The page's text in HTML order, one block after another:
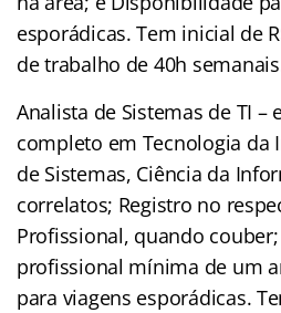
esporádicas. Tem inicial de
de trabalho de 40h
Analista de Sistemas de TI –
completo em Tecnologia da
de Sistemas, Ciência da
correlatos; Registro no
Profissional, quando
profissional mínima de um
para viagens esporádicas.